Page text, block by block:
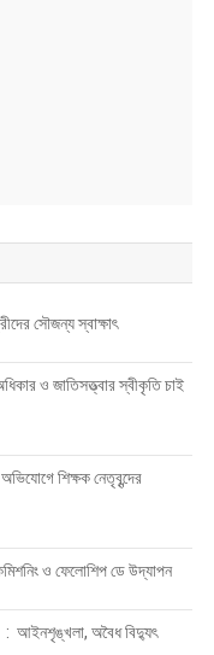
সৌজন্য স্বাক্ষাৎ
ও জাতিসত্ত্বার স্বীকৃতি চাই
শিক্ষক নেতৃবৃন্দের
ও ফেলোশিপ ডে উদ্‌যাপন
: আইনশৃঙ্খলা, অবৈধ বিদ্যুৎ